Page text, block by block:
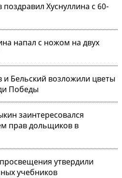
поздравил Хуснуллина с 60-
напал с ножом на двух
и Бельский возложили цветы
Победы
заинтересовался
прав дольщиков в
утвердили
учебников